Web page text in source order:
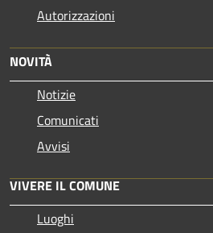
Autorizzazioni
NOVITÀ
Notizie
Comunicati
Avvisi
VIVERE IL COMUNE
Luoghi